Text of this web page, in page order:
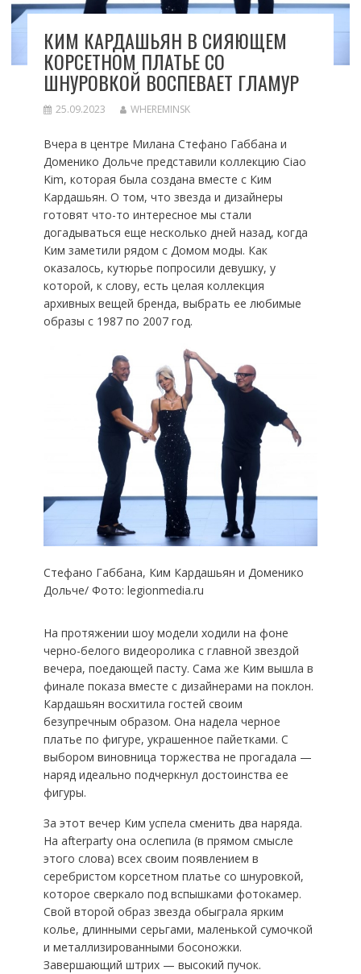
КИМ КАРДАШЬЯН В СИЯЮЩЕМ
КОРСЕТНОМ ПЛАТЬЕ СО
ШНУРОВКОЙ ВОСПЕВАЕТ ГЛАМУР
25.09.2023 WHEREMINSK
Вчера в центре Милана Стефано Габбана и
Доменико Дольче представили коллекцию Ciao
Kim, которая была создана вместе с Ким
Кардашьян. О том, что звезда и дизайнеры
готовят что-то интересное мы стали
догадываться еще несколько дней назад, когда
Ким заметили рядом с Домом моды. Как
оказалось, кутюрье попросили девушку, у
которой, к слову, есть целая коллекция
архивных вещей бренда, выбрать ее любимые
образы с 1987 по 2007 год.
Стефано Габбана, Ким Кардашьян и Доменико
Дольче/ Фото: legionmedia.ru
На протяжении шоу модели ходили на фоне
черно-белого видеоролика с главной звездой
вечера, поедающей пасту. Сама же Ким вышла в
финале показа вместе с дизайнерами на поклон.
Кардашьян восхитила гостей своим
безупречным образом. Она надела черное
платье по фигуре, украшенное пайетками. С
выбором виновница торжества не прогадала —
наряд идеально подчеркнул достоинства ее
фигуры.
За этот вечер Ким успела сменить два наряда.
На afterparty она ослепила (в прямом смысле
этого слова) всех своим появлением в
серебристом корсетном платье со шнуровкой,
которое сверкало под вспышками фотокамер.
Свой второй образ звезда обыграла ярким
колье, длинными серьгами, маленькой сумочкой
и металлизированными босоножки.
Завершающий штрих — высокий пучок.